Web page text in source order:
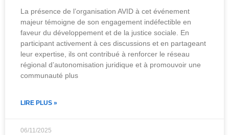
La présence de l’organisation AVID à cet événement
majeur témoigne de son engagement indéfectible en
faveur du développement et de la justice sociale. En
participant activement à ces discussions et en partageant
leur expertise, ils ont contribué à renforcer le réseau
régional d’autonomisation juridique et à promouvoir une
communauté plus
LIRE PLUS »
06/11/2025